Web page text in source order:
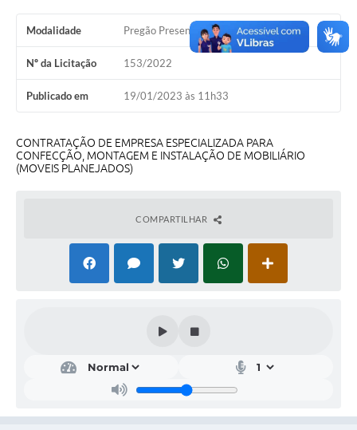
Conselhos Municipais
Sala Mineira do Empreendedor
PAD
Termos de Uso & Política de Privacidade
Modalidade Pregão Presencial
Nº da Licitação 153/2022
Publicado em 19/01/2023 às 11h33
CONTRATAÇÃO DE EMPRESA ESPECIALIZADA PARA
CONFECÇÃO, MONTAGEM E INSTALAÇÃO DE MOBILIÁRIO
(MOVEIS PLANEJADOS)
COMPARTILHAR